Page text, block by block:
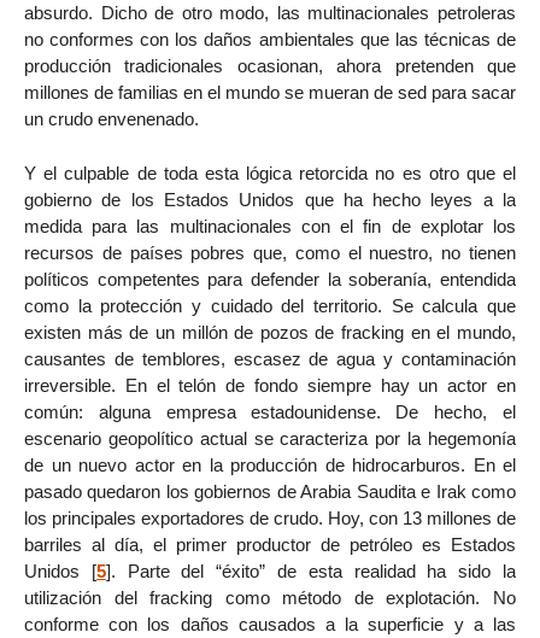
absurdo. Dicho de otro modo, las multinacionales petroleras
no conformes con los daños ambientales que las técnicas de
producción tradicionales ocasionan, ahora pretenden que
millones de familias en el mundo se mueran de sed para sacar
un crudo envenenado.
Y el culpable de toda esta lógica retorcida no es otro que el
gobierno de los Estados Unidos que ha hecho leyes a la
medida para las multinacionales con el fin de explotar los
recursos de países pobres que, como el nuestro, no tienen
políticos competentes para defender la soberanía, entendida
como la protección y cuidado del territorio. Se calcula que
existen más de un millón de pozos de fracking en el mundo,
causantes de temblores, escasez de agua y contaminación
irreversible. En el telón de fondo siempre hay un actor en
común: alguna empresa estadounidense. De hecho, el
escenario geopolítico actual se caracteriza por la hegemonía
de un nuevo actor en la producción de hidrocarburos. En el
pasado quedaron los gobiernos de Arabia Saudita e Irak como
los principales exportadores de crudo. Hoy, con 13 millones de
barriles al día, el primer productor de petróleo es Estados
Unidos [5]. Parte del “éxito” de esta realidad ha sido la
utilización del fracking como método de explotación. No
conforme con los daños causados a la superficie y a las